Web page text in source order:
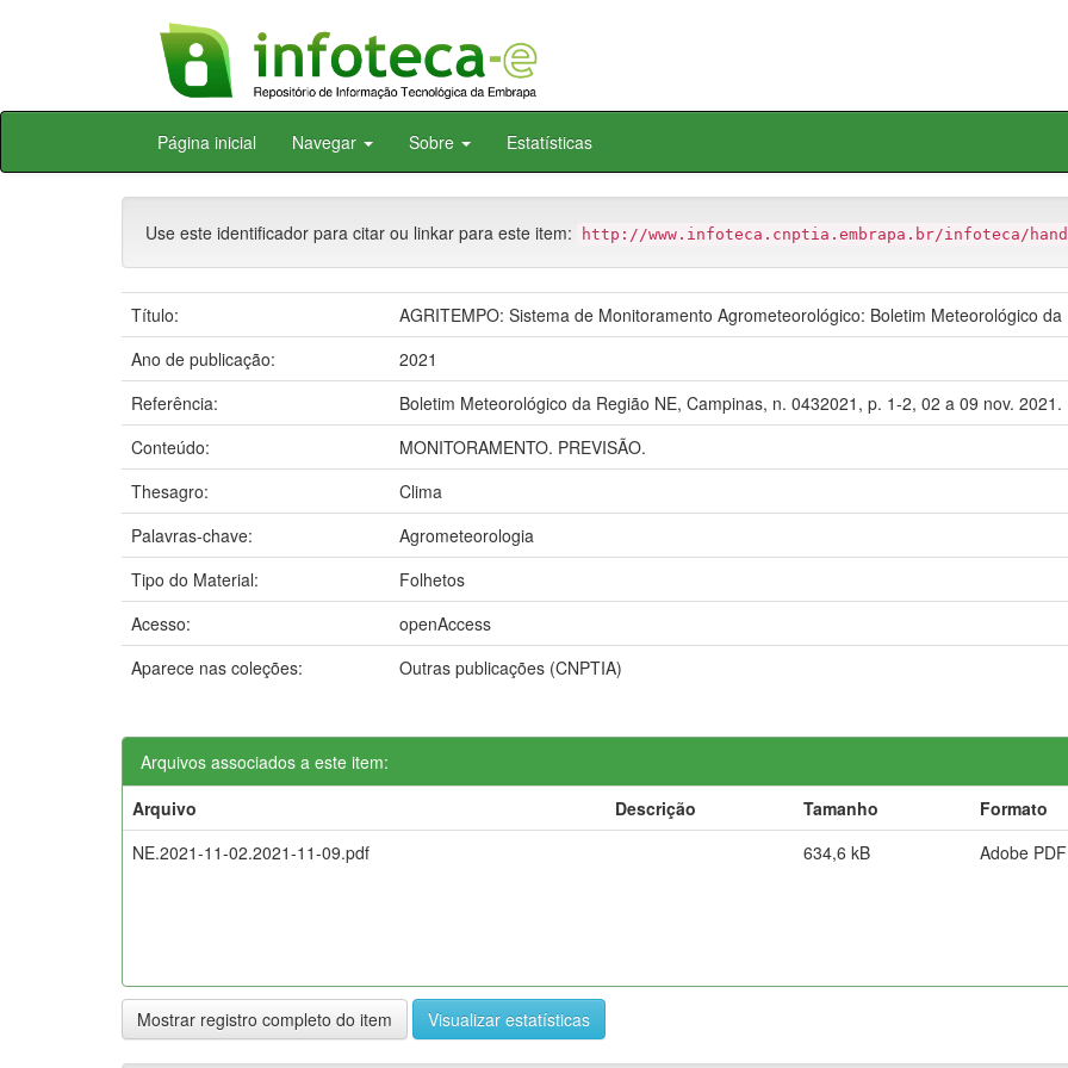
Skip
Página inicial Navegar Sobre Estatísticas
Use este identificador para citar ou linkar para este item: http://www.infoteca.cnptia.embrapa.br/infoteca/
Título:
AGRITEMPO: Sistema de Monitoramento Agrometeorológico: Boletim Meteorológico da
Ano de publicação:
2021
Referência:
Boletim Meteorológico da Região NE, Campinas, n. 0432021, p. 1-2, 02 a 09 nov. 2021.
Conteúdo:
MONITORAMENTO. PREVISÃO.
Thesagro:
Clima
Palavras-chave:
Agrometeorologia
Tipo do Material:
Folhetos
Acesso:
openAccess
Aparece nas coleções:
Outras publicações (CNPTIA)
Arquivos associados a este item:
Arquivo
Descrição Tamanho
Formato
NE.2021-11-02.2021-11-09.pdf
634,6 kB Adobe PDF
Mostrar registro completo do item Visualizar estatísticas